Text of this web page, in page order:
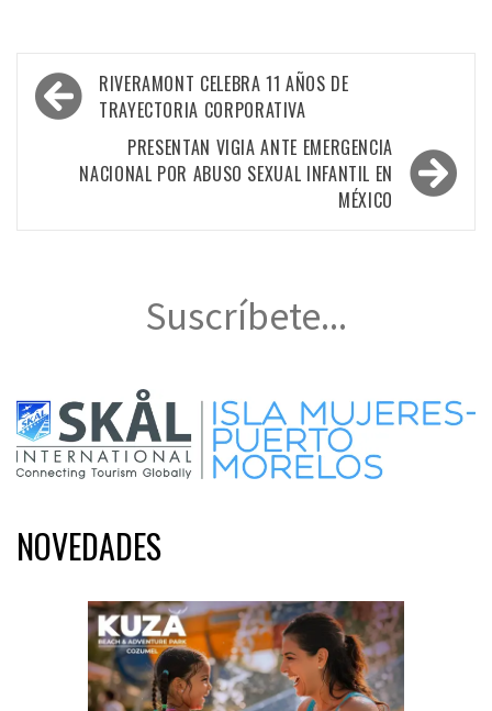
Navegación
de
entradas
RIVERAMONT CELEBRA 11 AÑOS DE
TRAYECTORIA CORPORATIVA
PRESENTAN VIGIA ANTE EMERGENCIA
NACIONAL POR ABUSO SEXUAL INFANTIL EN
MÉXICO
Suscríbete...
NOVEDADES